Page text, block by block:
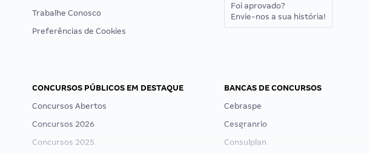
Trabalhe Conosco
Preferências de Cookies
Foi aprovado?
Envie-nos a sua história!
CONCURSOS PÚBLICOS EM DESTAQUE
Concursos Abertos
Concursos 2026
Concursos 2025
BANCAS DE CONCURSOS
Cebraspe
Cesgranrio
Consulplan